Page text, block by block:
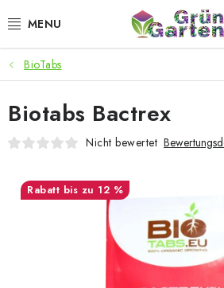
Inhalt
ANGEBOTE
LED PFLANZENLAMPEN
ANBAUBEDARF FÜR DEN
AQUARISTIK
SMARTER GARTEN
BioTabs
Biotabs Bactrex
Nicht bewertet
bis zu 12 %